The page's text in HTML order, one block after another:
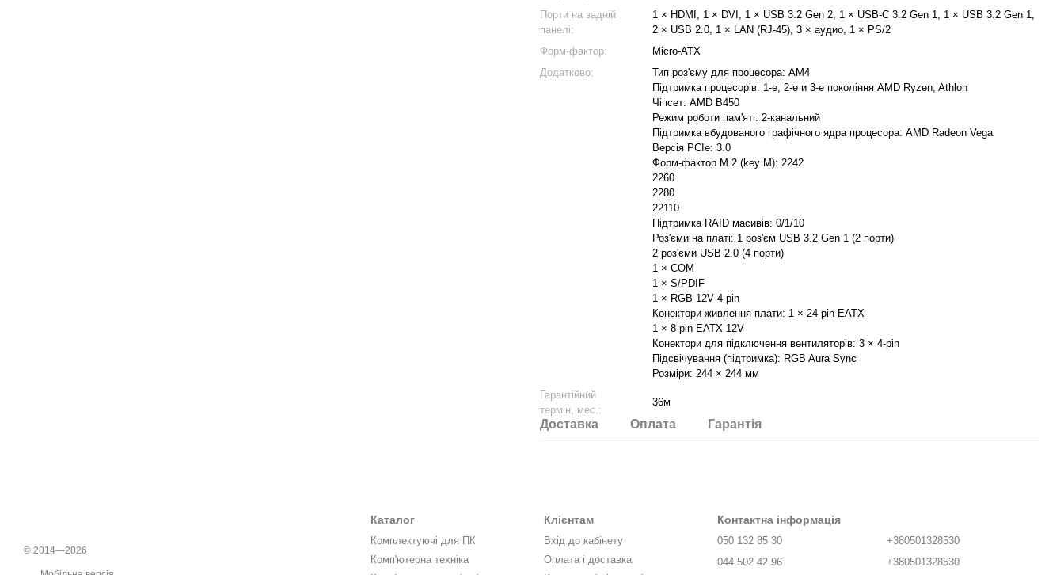
Порти на задній
панелі:
1 × HDMI, 1 × DVI, 1 × USB 3.2 Gen 2, 1 × USB-C 3.2 Gen 1, 1 × USB 3.2 Gen 1,
2 × USB 2.0, 1 × LAN (RJ-45), 3 × аудио, 1 × PS/2
Форм-фактор:
Micro-ATX
Додатково:
Тип роз'єму для процесора: AM4
Підтримка процесорів: 1-е, 2-е и 3-е покоління AMD Ryzen, Athlon
Чіпсет: AMD B450
Режим роботи пам'яті: 2-канальний
Підтримка вбудованого графічного ядра процесора: AMD Radeon Vega
Версія PCIe: 3.0
Форм-фактор M.2 (key M): 2242
2260
2280
22110
Підтримка RAID масивів: 0/1/10
Роз'єми на платі: 1 роз'єм USB 3.2 Gen 1 (2 порти)
2 роз'єми USB 2.0 (4 порти)
1 × COM
1 × S/PDIF
1 × RGB 12V 4-pin
Конектори живлення плати: 1 × 24-pin EATX
1 × 8-pin EATX 12V
Конектори для підключення вентиляторів: 3 × 4-pin
Підсвічування (підтримка): RGB Aura Sync
Розміри: 244 × 244 мм
Гарантійний
термін, мес.:
36м
Доставка Оплата Гарантія
© 2014—2026
Каталог
Комплектуючі для ПК
Комп'ютерна техніка
Клієнтам
Вхід до кабінету
Оплата і доставка
Контактна інформація
050 132 85 30
044 502 42 96
+380501328530
+380501328530